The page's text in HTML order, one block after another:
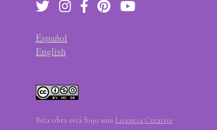
Español
English
Esta obra está bajo una Licencia Creative